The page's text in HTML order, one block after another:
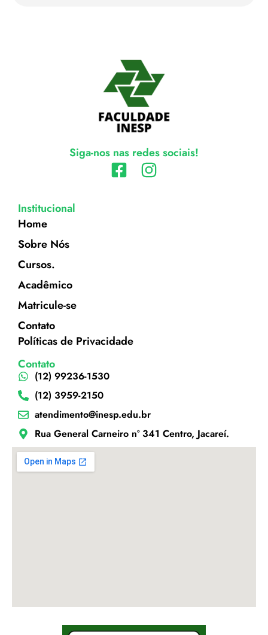
Siga-nos nas redes sociais!
Institucional
Home
Sobre Nós
Cursos.
Acadêmico
Matricule-se
Contato
Políticas de Privacidade
Contato
(12) 99236-1530
(12) 3959-2150
atendimento@inesp.edu.br
Rua General Carneiro nº 341 Centro, Jacareí.